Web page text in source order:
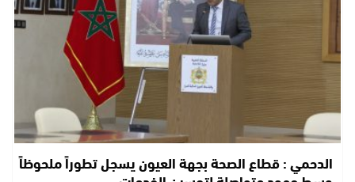
الدحمي : قطاع الصحة بجهة العيون يسجل تطوراً ملحوظاً